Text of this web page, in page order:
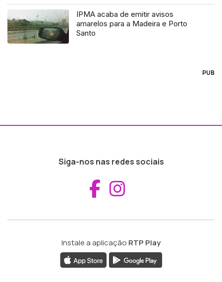
IPMA acaba de emitir avisos
amarelos para a Madeira e Porto
Santo
PUB
Siga-nos nas redes sociais
Aceder ao
Instale a aplicação RTP Play